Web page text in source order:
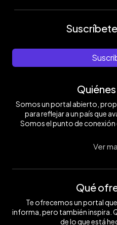
Somos un portal abierto,
para reflejar a un país que
Somos el punto de conexión
Ver
Qué
Te ofrecemos un portal
informa, pero también inspira.
de lo que está